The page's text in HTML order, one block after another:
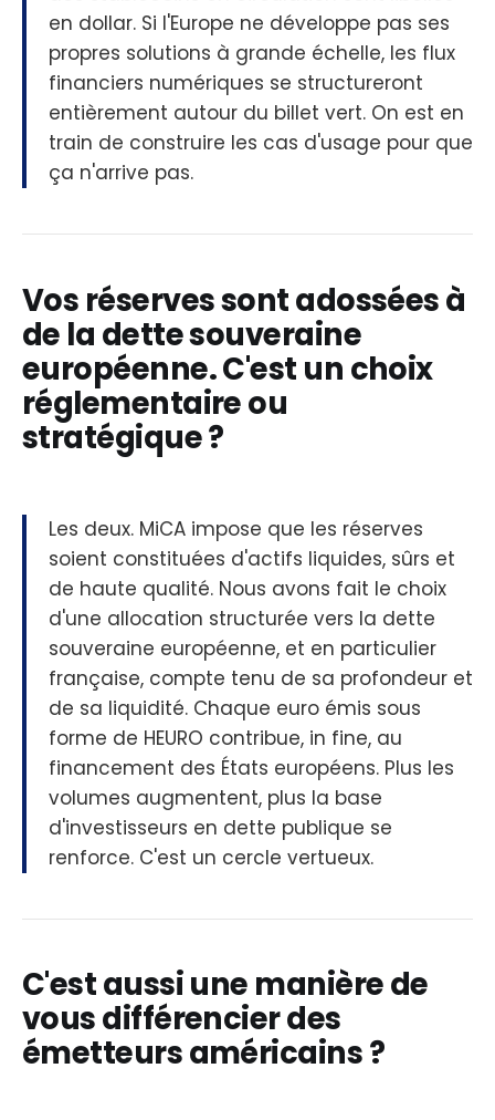
en dollar. Si l'Europe ne développe pas ses
propres solutions à grande échelle, les flux
financiers numériques se structureront
entièrement autour du billet vert. On est en
train de construire les cas d'usage pour que
ça n'arrive pas.
Vos réserves sont adossées à
de la dette souveraine
européenne. C'est un choix
réglementaire ou
stratégique ?
Les deux. MiCA impose que les réserves
soient constituées d'actifs liquides, sûrs et
de haute qualité. Nous avons fait le choix
d'une allocation structurée vers la dette
souveraine européenne, et en particulier
française, compte tenu de sa profondeur et
de sa liquidité. Chaque euro émis sous
forme de HEURO contribue, in fine, au
financement des États européens. Plus les
volumes augmentent, plus la base
d'investisseurs en dette publique se
renforce. C'est un cercle vertueux.
C'est aussi une manière de
vous différencier des
émetteurs américains ?